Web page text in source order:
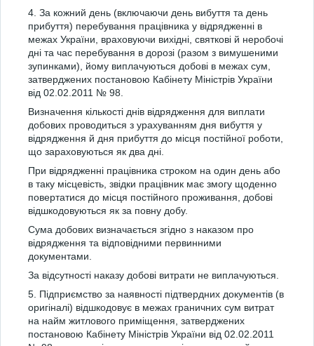
4. За кожний день (включаючи день вибуття та день
прибуття) перебування працівника у відрядженні в
межах України, враховуючи вихідні, святкові й неробочі
дні та час перебування в дорозі (разом з вимушеними
зупинками), йому виплачуються добові в межах сум,
затверджених постановою Кабінету Міністрів України
від 02.02.2011 № 98.
Визначення кількості днів відрядження для виплати
добових проводиться з урахуванням дня вибуття у
відрядження й дня прибуття до місця постійної роботи,
що зараховуються як два дні.
При відрядженні працівника строком на один день або
в таку місцевість, звідки працівник має змогу щоденно
повертатися до місця постійного проживання, добові
відшкодовуються як за повну добу.
Сума добових визначається згідно з наказом про
відрядження та відповідними первинними
документами.
За відсутності наказу добові витрати не виплачуються.
5. Підприємство за наявності підтвердних документів (в
оригіналі) відшкодовує в межах граничних сум витрат
на найм житлового приміщення, затверджених
постановою Кабінету Міністрів України від 02.02.2011